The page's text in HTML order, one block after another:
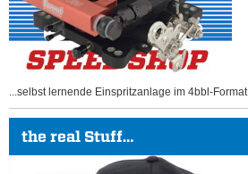
...selbst lernende Einspritzanlage im 4bbl-Format
the real Stuff…